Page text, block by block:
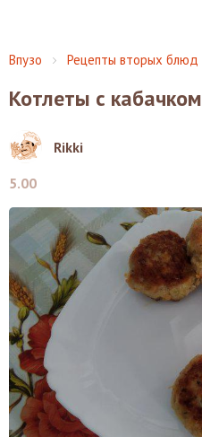
Впузо Рецепты вторых блюд
Котлеты с кабачком
Rikki
5.00